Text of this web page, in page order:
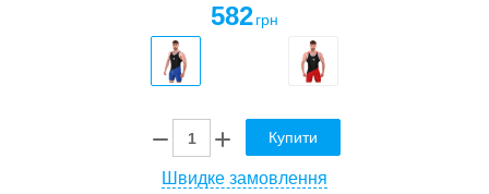
582 грн
Купити
Швидке замовлення